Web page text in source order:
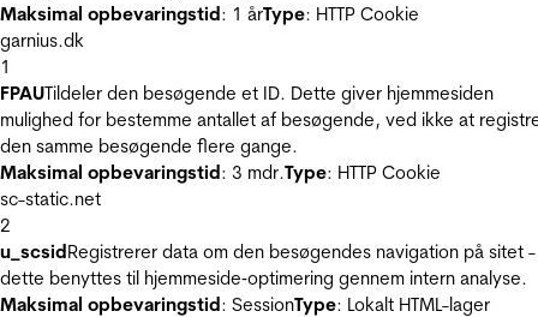
Maksimal opbevaringstid: 1 årType: HTTP Cookie
garnius.dk
1
FPAUTildeler den besøgende et ID. Dette giver hjemmesiden
mulighed for bestemme antallet af besøgende, ved ikke at
den samme besøgende flere gange.
Maksimal opbevaringstid: 3 mdr.Type: HTTP Cookie
sc-static.net
2
u_scsidRegistrerer data om den besøgendes navigation på sitet -
dette benyttes til hjemmeside‐optimering gennem intern analyse.
Maksimal opbevaringstid: SessionType: Lokalt HTML-lager